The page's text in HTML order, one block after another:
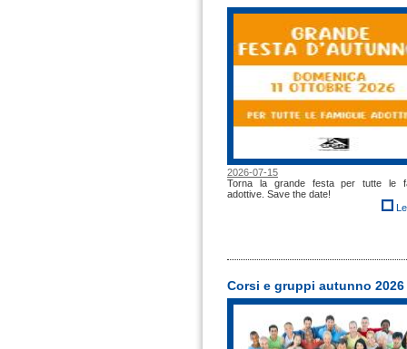
2026-07-15
Torna la grande festa per tutte le
adottive. Save the date!
Corsi e gruppi autunno 2026